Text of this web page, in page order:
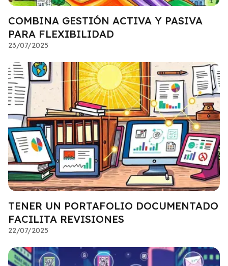
COMBINA GESTIÓN ACTIVA Y PASIVA
PARA FLEXIBILIDAD
23/07/2025
TENER UN PORTAFOLIO DOCUMENTADO
FACILITA REVISIONES
22/07/2025